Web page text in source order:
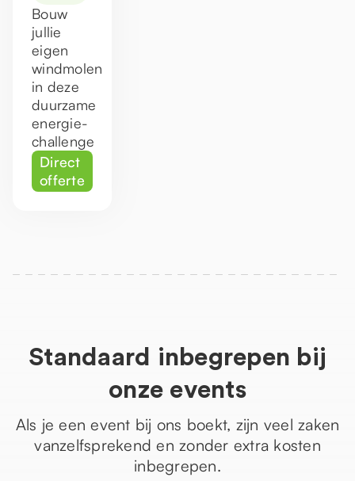
Bouw
jullie
eigen
windmolen
in deze
duurzame
energie-
challenge
Direct
offerte
Standaard inbegrepen bij
onze events
Als je een event bij ons boekt, zijn veel zaken
vanzelfsprekend en zonder extra kosten
inbegrepen.